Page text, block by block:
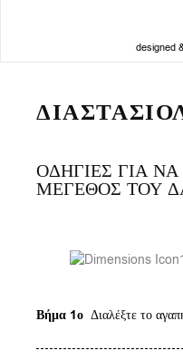
designed
ΟΔΗΓΙΕΣ ΓΙΑ
ΜΕΓΕΘΟΣ ΤΟΥ
Βήμα 1ο Διαλέξτε το